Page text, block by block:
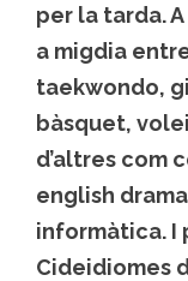
per la tarda.
a migdia
taekwondo,
bàsquet,
d’altres com
english
informàtica. I
Cideidiomes